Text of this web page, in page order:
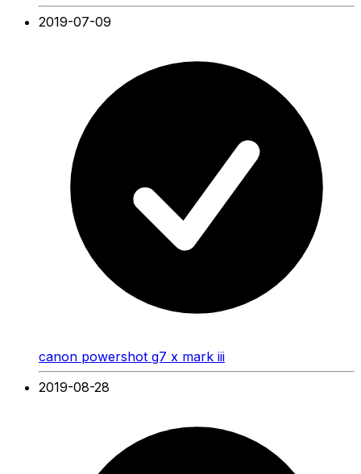
2019-07-09
canon powershot g7 x mark iii
2019-08-28